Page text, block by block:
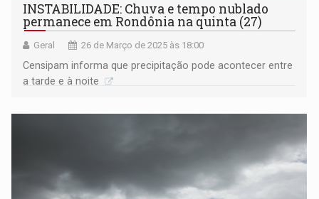
INSTABILIDADE: Chuva e tempo nublado
permanece em Rondônia na quinta (27)
Geral 26 de Março de 2025 às 18:00
Censipam informa que precipitação pode acontecer entre
a tarde e à noite